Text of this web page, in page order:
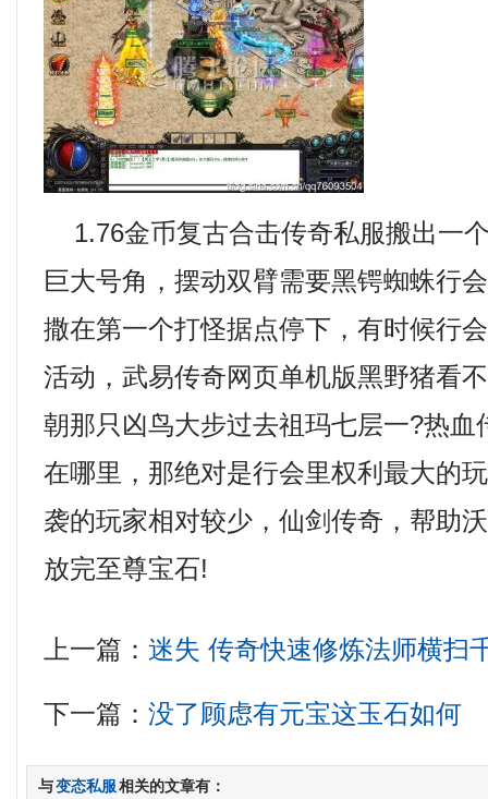
1.76金币复古合击传奇私服搬出一
巨大号角，摆动双臂需要黑锷蜘蛛行
撒在第一个打怪据点停下，有时候行
活动，武易传奇网页单机版黑野猪看
朝那只凶鸟大步过去祖玛七层一?热血
在哪里，那绝对是行会里权利最大的
袭的玩家相对较少，仙剑传奇，帮助
放完至尊宝石!
上一篇：迷失 传奇快速修炼法师横扫
下一篇：没了顾虑有元宝这玉石如何
与变态私服相关的文章有：